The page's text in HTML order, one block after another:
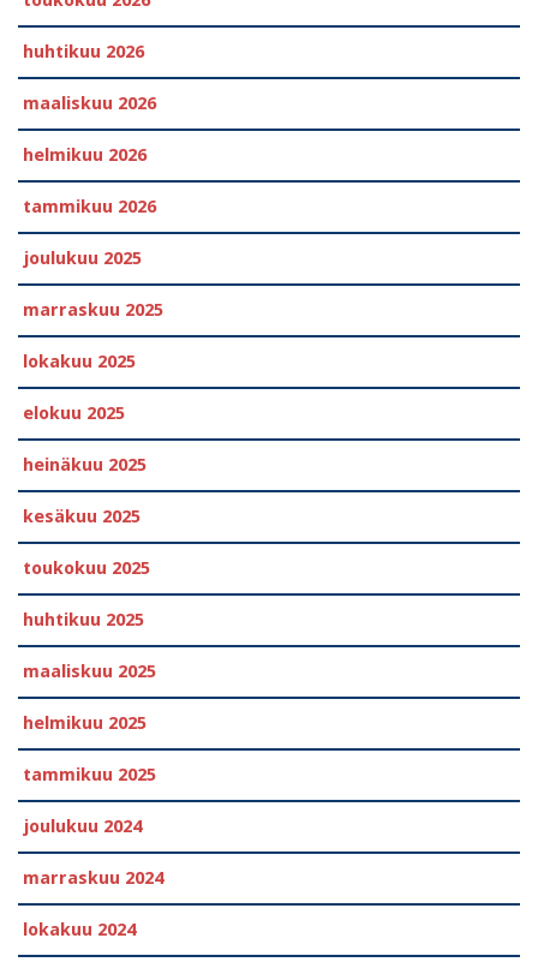
huhtikuu 2026
maaliskuu 2026
helmikuu 2026
tammikuu 2026
joulukuu 2025
marraskuu 2025
lokakuu 2025
elokuu 2025
heinäkuu 2025
kesäkuu 2025
toukokuu 2025
huhtikuu 2025
maaliskuu 2025
helmikuu 2025
tammikuu 2025
joulukuu 2024
marraskuu 2024
lokakuu 2024